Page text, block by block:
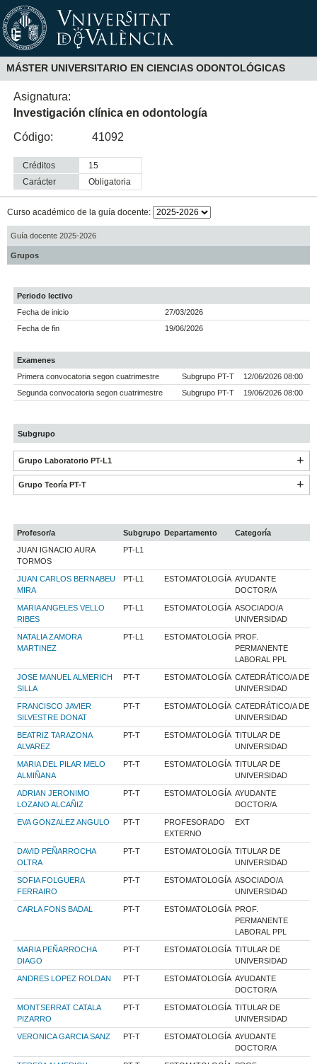
MÁSTER UNIVERSITARIO EN CIENCIAS ODONTOLÓGICAS
Asignatura:
Investigación clínica en odontología
Código:
41092
Créditos
15
Carácter
obligatoria
Curso académico de la guía docente:
Guía docente 2025-2026
Grupos
Periodo lectivo
Fecha de inicio
27/03/2026
Fecha de fin
19/06/2026
Examenes
Primera convocatoria segon cuatrimestre
Subgrupo PT-T
12/06/2026 08:00
Segunda convocatoria segon cuatrimestre
Subgrupo PT-T 19/06/2026 08:00
Subgrupo
Grupo Laboratorio PT-L1
Grupo Teoría PT-T
Profesor/a Subgrupo Departamento
Categoría
JUAN IGNACIO AURA
TORMOS
PT-L1
JUAN CARLOS BERNABEU
MIRA
PT-L1 ESTOMATOLOGÍA AYUDANTE
DOCTOR/A
MARIA ANGELES VELLO
RIBES
PT-L1 ESTOMATOLOGÍA ASOCIADO/A
UNIVERSIDAD
NATALIA ZAMORA
MARTINEZ
PT-L1 ESTOMATOLOGÍA PROF.
PERMANENTE
LABORAL PPL
JOSE MANUEL ALMERICH
SILLA
PT-T ESTOMATOLOGÍA CATEDRÁTICO/A DE
UNIVERSIDAD
FRANCISCO JAVIER
SILVESTRE DONAT
PT-T ESTOMATOLOGÍA CATEDRÁTICO/A DE
UNIVERSIDAD
BEATRIZ TARAZONA
ALVAREZ
PT-T ESTOMATOLOGÍA TITULAR DE
UNIVERSIDAD
MARIA DEL PILAR MELO
ALMIÑANA
PT-T ESTOMATOLOGÍA TITULAR DE
UNIVERSIDAD
ADRIAN JERONIMO
LOZANO ALCAÑIZ
PT-T ESTOMATOLOGÍA AYUDANTE
DOCTOR/A
EVA GONZALEZ ANGULO PT-T
PROFESORADO
EXTERNO
EXT
DAVID PEÑARROCHA
OLTRA
PT-T ESTOMATOLOGÍA TITULAR DE
UNIVERSIDAD
SOFIA FOLGUERA
FERRAIRO
PT-T ESTOMATOLOGÍA ASOCIADO/A
UNIVERSIDAD
CARLA FONS BADAL PT-T ESTOMATOLOGÍA PROF.
PERMANENTE
LABORAL PPL
MARIA PEÑARROCHA
DIAGO
PT-T ESTOMATOLOGÍA TITULAR DE
UNIVERSIDAD
ANDRES LOPEZ ROLDAN PT-T ESTOMATOLOGÍA AYUDANTE
DOCTOR/A
MONTSERRAT CATALA
PIZARRO
PT-T ESTOMATOLOGÍA TITULAR DE
UNIVERSIDAD
VERONICA GARCIA SANZ PT-T ESTOMATOLOGÍA AYUDANTE
DOCTOR/A